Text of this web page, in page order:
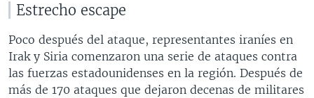
Estrecho escape
Poco después del ataque, representantes iraníes en
Irak y Siria comenzaron una serie de ataques contra
las fuerzas estadounidenses en la región. Después de
más de 170 ataques que dejaron decenas de militares